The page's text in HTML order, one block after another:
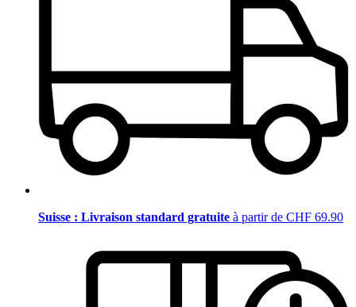
Suisse : Livraison standard gratuite à partir de CHF 69.90